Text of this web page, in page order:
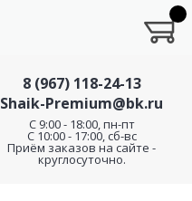
8 (967) 118-24-13
Shaik-Premium@bk.ru
C 9:00 - 18:00, пн-пт
С 10:00 - 17:00, сб-вс
Приём заказов на сайте -
круглосуточно.